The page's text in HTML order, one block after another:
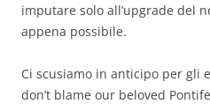
imputare solo all’upgrade del
appena possibile.
Ci scusiamo in anticipo per gli
don’t blame our beloved